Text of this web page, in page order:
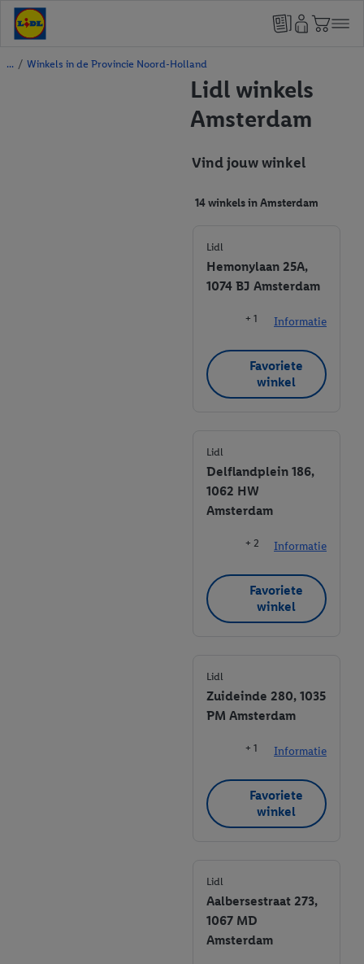
/ Winkels in de Provincie Noord-Holland
Lidl winkels
Amsterdam
Vind jouw winkel
14 winkels in Amsterdam
Lidl
Hemonylaan 25A,
1074 BJ Amsterdam
+ 1 Informatie
Favoriete
winkel
Lidl
Delflandplein 186,
1062 HW
Amsterdam
+ 2 Informatie
Favoriete
winkel
Lidl
Zuideinde 280, 1035
PM Amsterdam
+ 1 Informatie
Favoriete
winkel
Lidl
Aalbersestraat 273,
1067 MD
Amsterdam